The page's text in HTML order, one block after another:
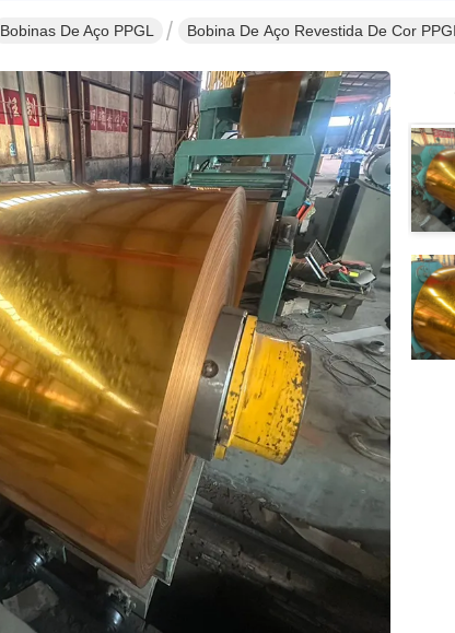
Bobinas De Aço PPGL Bobina De Aço Revestida De Cor